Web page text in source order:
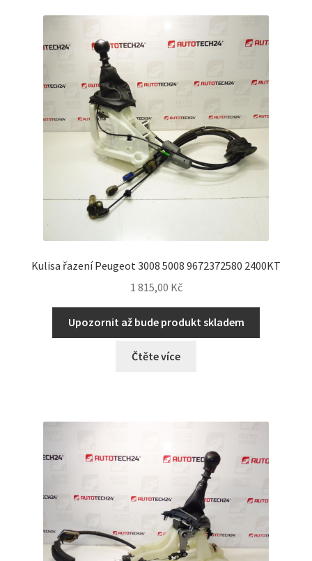
Kulisa řazení Peugeot 3008 5008 9672372580 2400KT
1 815,00 Kč
Upozornit až bude produkt skladem
Čtěte více